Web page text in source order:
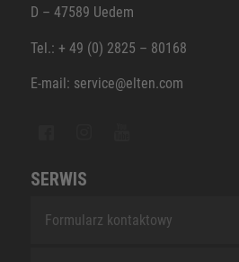
D – 47589 Uedem
Tel.: + 49 (0) 2825 – 80168
E-mail: service@elten.com
SERWIS
Formularz kontaktowy